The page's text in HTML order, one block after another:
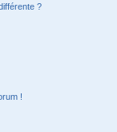
?
!